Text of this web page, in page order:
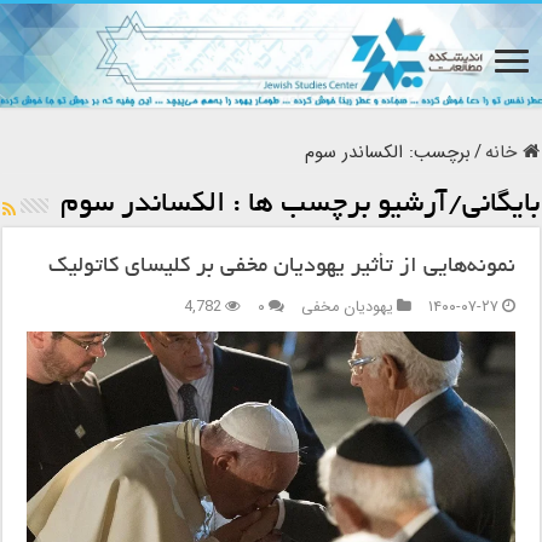
خانه/برچسب: الکساندر سوم
بایگانی/آرشیو برچسب ها : الکساندر سوم
نمونه‌هایی از تأثیر یهودیان مخفی بر کلیسای کاتولیک
۱۴۰۰-۰۷-۲۷
یهودیان مخفی ۰ 4,782